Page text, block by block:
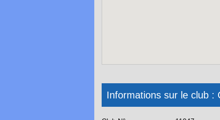
Informations sur le club :